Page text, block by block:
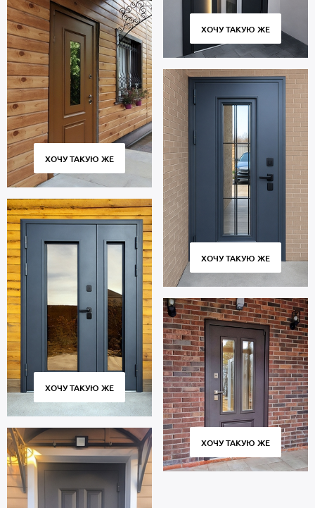
ХОЧУ ТАКУЮ ЖЕ
ХОЧУ ТАКУЮ ЖЕ
ХОЧУ ТАКУЮ ЖЕ
ХОЧУ ТАКУЮ ЖЕ
ХОЧУ ТАКУЮ ЖЕ